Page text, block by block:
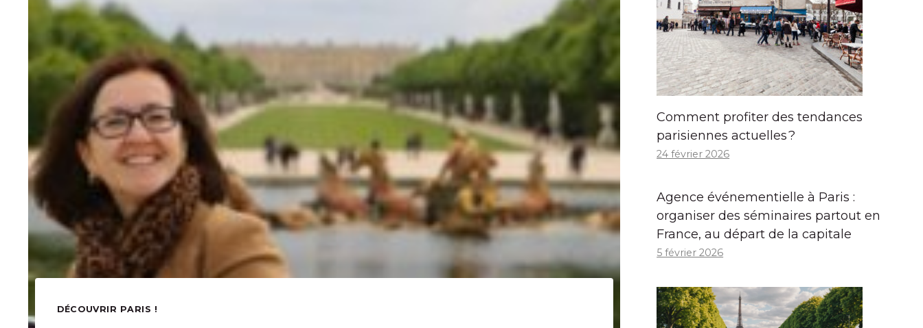
DÉCOUVRIR PARIS !
Comment profiter des tendances
parisiennes actuelles ?
24 février 2026
Agence événementielle à Paris :
organiser des séminaires partout en
France, au départ de la capitale
5 février 2026